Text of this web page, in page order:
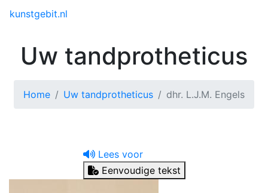
kunstgebit.nl
Uw tandprotheticus
Home Uw tandprotheticus dhr. L.J.M. Engels
Lees voor
Eenvoudige tekst